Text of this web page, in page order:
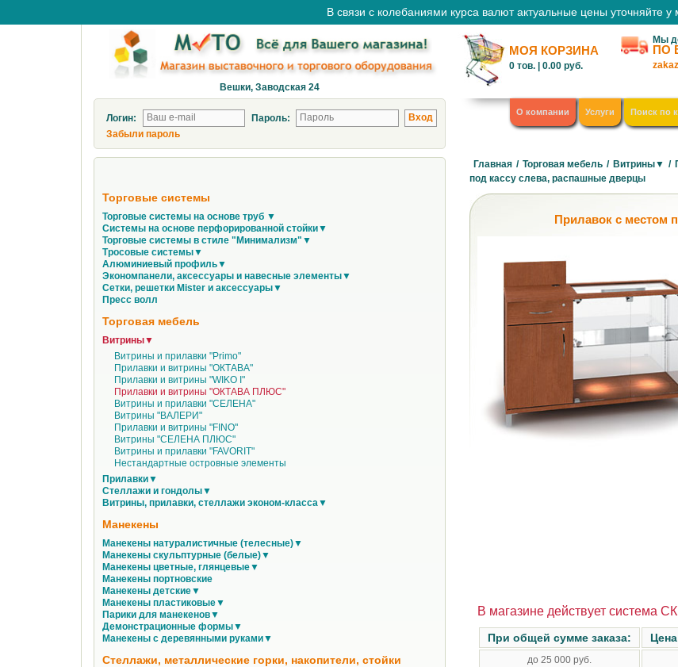
В связи с колебаниями курса валют актуальные цены уточняйте
Вешки, Заводская 24
МОЯ КОРЗИНА
0 тов. |0.00 руб.
Мы
ПО
Логин:
Пароль:
Забыли пароль
О компании Услуги Поиск по
Торговые системы
Торговые системы на основе труб ▼
Системы на основе перфорированной стойки▼
Торговые системы в стиле "Минимализм"▼
Тросовые системы▼
Алюминиевый профиль▼
Экономпанели, аксессуары и навесные элементы▼
Сетки, решетки Mister и аксессуары▼
Пресс волл
Торговая мебель
Витрины▼
Витрины и прилавки "Primo"
Прилавки и витрины "ОКТАВА"
Прилавки и витрины "WIKO I"
Прилавки и витрины "ОКТАВА ПЛЮС"
Витрины и прилавки "СЕЛЕНА"
Витрины "ВАЛЕРИ"
Прилавки и витрины "FINO"
Витрины "СЕЛЕНА ПЛЮС"
Витрины и прилавки "FAVORIT"
Нестандартные островные элементы
Прилавки▼
Стеллажи и гондолы▼
Витрины, прилавки, стеллажи эконом-класса▼
Манекены
Манекены натуралистичные (телесные)▼
Манекены скульптурные (белые)▼
Манекены цветные, глянцевые▼
Манекены портновские
Манекены детские▼
Манекены пластиковые▼
Парики для манекенов▼
Демонстрационные формы▼
Манекены с деревянными руками▼
Стеллажи, металлические горки, накопители, стойки
Главная / Торговая мебель / Витрины▼ /
под кассу слева, распашные дверцы
Прилавок с местом
В магазине действует система
При общей сумме заказа:
до 25 000 руб.